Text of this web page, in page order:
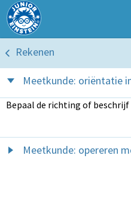
Rekenen
Meetkunde: oriëntatie
Bepaal de richting of beschrijf
Meetkunde: opereren